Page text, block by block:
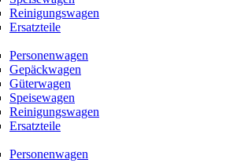
Reinigungswagen
Ersatzteile
Personenwagen
Gepäckwagen
Güterwagen
Speisewagen
Reinigungswagen
Ersatzteile
Personenwagen